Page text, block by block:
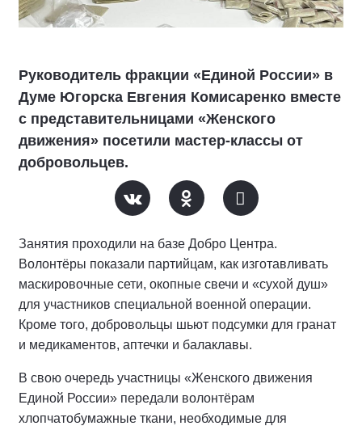
Руководитель фракции «Единой России» в
Думе Югорска Евгения Комисаренко вместе
с представительницами «Женского
движения» посетили мастер-классы от
добровольцев.
Занятия проходили на базе Добро Центра.
Волонтёры показали партийцам, как изготавливать
маскировочные сети, окопные свечи и «сухой душ»
для участников специальной военной операции.
Кроме того, добровольцы шьют подсумки для гранат
и медикаментов, аптечки и балаклавы.
В свою очередь участницы «Женского движения
Единой России» передали волонтёрам
хлопчатобумажные ткани, необходимые для